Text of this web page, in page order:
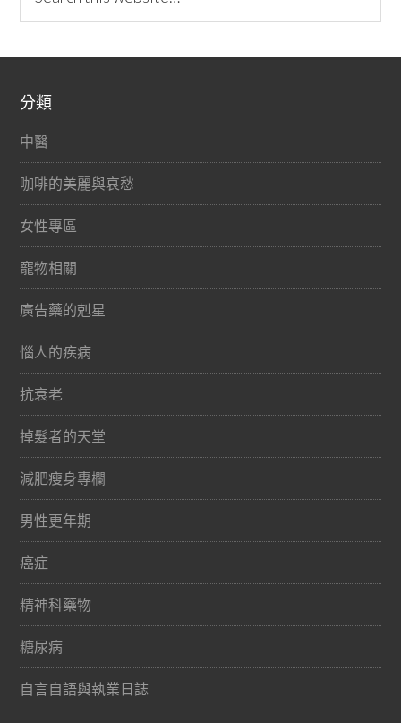
分類
中醫
咖啡的美麗與哀愁
女性專區
寵物相關
廣告藥的剋星
惱人的疾病
抗衰老
掉髮者的天堂
減肥瘦身專欄
男性更年期
癌症
精神科藥物
糖尿病
自言自語與執業日誌